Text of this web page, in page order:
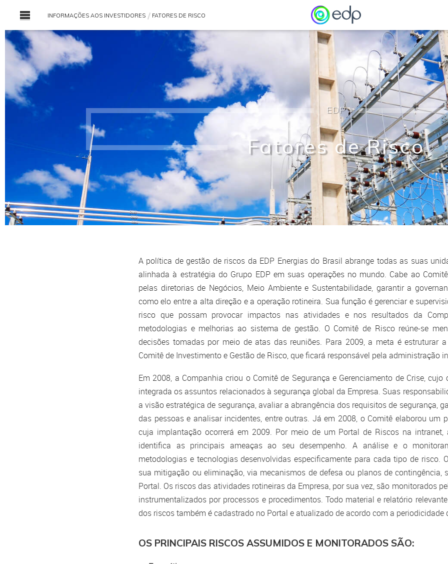
INFORMAÇÕES AOS INVESTIDORES FATORES DE RISCO
Prospectos
Investimentos
Demonstrações Financeiras e Formulário de Referência
Fatos Relevantes
Laudo de Avaliação
Outros Documentos
Estatuto Social e Código de Ética
Políticas Corporativas
Direitos dos Acionistas
Dividendos
Fatores de Risco
EDP
A política de gestão de riscos da EDP Energias do Brasil abrange todas as suas
alinhada à estratégia do Grupo EDP em suas operações no mundo. Cabe ao
pelas diretorias de Negócios, Meio Ambiente e Sustentabilidade, garantir a
como elo entre a alta direção e a operação rotineira. Sua função é gerenciar e
risco que possam provocar impactos nas atividades e nos resultados da
metodologias e melhorias ao sistema de gestão. O Comitê de Risco reúne-se
decisões tomadas por meio de atas das reuniões. Para 2009, a meta é estruturar
Comitê de Investimento e Gestão de Risco, que ficará responsável pela administração
Em 2008, a Companhia criou o Comitê de Segurança e Gerenciamento de Crise,
integrada os assuntos relacionados à segurança global da Empresa. Suas
a visão estratégica de segurança, avaliar a abrangência dos requisitos de segurança,
das pessoas e analisar incidentes, entre outras. Já em 2008, o Comitê elaborou um
cuja implantação ocorrerá em 2009. Por meio de um Portal de Riscos na intranet,
identifica as principais ameaças ao seu desempenho. A análise e o
metodologias e tecnologias desenvolvidas especificamente para cada tipo de risco.
sua mitigação ou eliminação, via mecanismos de defesa ou planos de contingência,
Portal. Os riscos das atividades rotineiras da Empresa, por sua vez, são monitorados
instrumentalizados por processos e procedimentos. Todo material e relatório
dos riscos também é cadastrado no Portal e atualizado de acordo com a periodicidade
OS PRINCIPAIS RISCOS ASSUMIDOS E MONITORADOS SÃO: